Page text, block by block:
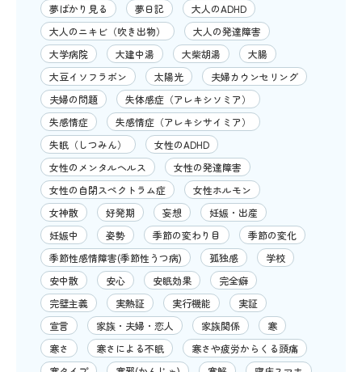
夢ばかり見る
夢日記
大人のADHD
大人のニキビ（吹き出物）
大人の発達障害
大学病院
大建中湯 大柴胡湯
大腸
大豆イソフラボン
太陽光
夫婦カウンセリング
夫婦の問題
失体感症（アレキシソミア）
失感情症
失感情症（アレキシサイミア）
失眠（しつみん）
女性のADHD
女性のメンタルヘルス
女性の発達障害
女性の自閉スペクトラム症
女性ホルモン
女神散
好発期 妄想
妊娠・出産
妊娠中
姿勢 季節の変わり目
季節の変化
季節性感情障害(季節性うつ病)
孤独感
学校
安中散
安心 安眠効果
完全癖
完璧主義
実熱証 実行機能
実証
宣言
家族・夫婦・恋人 家族関係
寒
寒さ
寒さによる不眠
寒さや疲労からくる頭痛